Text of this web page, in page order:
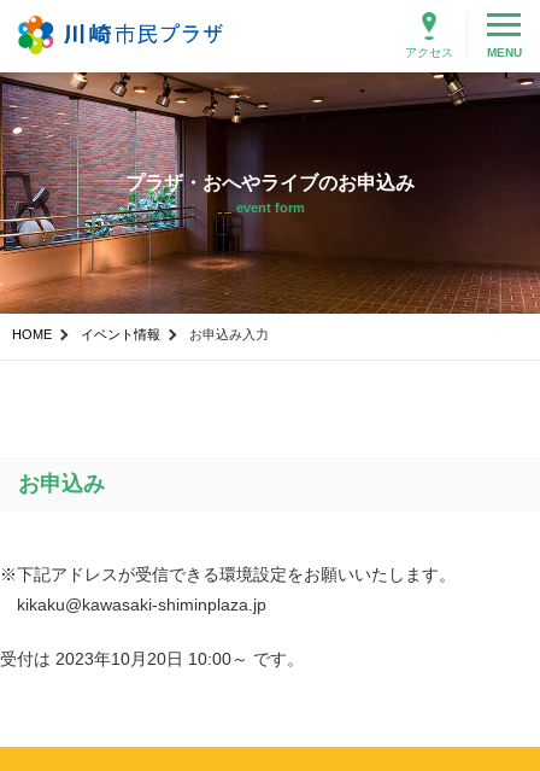
アクセス MENU
プラザ・おへやライブのお申込み
event form
HOME イベント情報 お申込み入力
お申込み
※下記アドレスが受信できる環境設定をお願いいたします。
kikaku@kawasaki-shiminplaza.jp
受付は 2023年10月20日 10:00～ です。